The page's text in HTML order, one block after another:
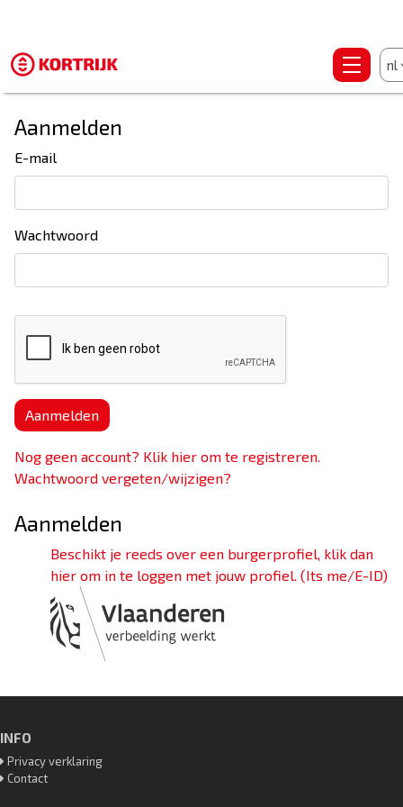
nl
Aanmelden
E-mail
Wachtwoord
Aanmelden
Nog geen account? Klik hier om te registreren.
Wachtwoord vergeten/wijzigen?
Aanmelden
Beschikt je reeds over een burgerprofiel, klik dan
hier om in te loggen met jouw profiel. (Its me/E-ID)
INFO
Privacy verklaring
Contact